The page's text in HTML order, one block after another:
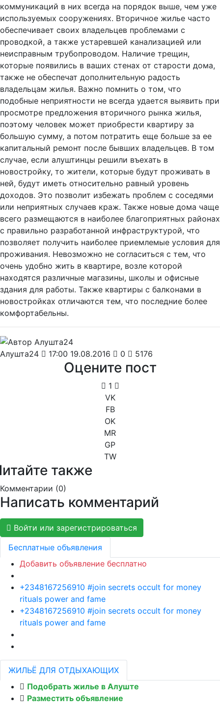
коммуникаций в них всегда на порядок выше, чем уже
используемых сооружениях. Вторичное жилье часто
обеспечивает своих владельцев проблемами с
проводкой, а также устаревшей канализацией или
неисправным трубопроводом. Наличие трещин,
которые появились в ваших стенах от старости дома,
также не обеспечат дополнительную радость
владельцам жилья. Важно помнить о том, что
подобные неприятности не всегда удается выявить при
просмотре предложения вторичного рынка жилья,
поэтому человек может приобрести квартиру за
большую сумму, а потом потратить еще больше за ее
капитальный ремонт после бывших владельцев. В том
случае, если алуштинцы решили въехать в
новостройку, то жители, которые будут проживать в
ней, будут иметь относительно равный уровень
доходов. Это позволит избежать проблем с соседями
или неприятных случаев краж. Также новые дома чаще
всего размещаются в наиболее благоприятных районах
с правильно разработанной инфраструктурой, что
позволяет получить наиболее приемлемые условия для
проживания. Невозможно не согласиться с тем, что
очень удобно жить в квартире, возле которой
находятся различные магазины, школы и офисные
здания для работы. Также квартиры с балконами в
новостройках отличаются тем, что последние более
комфортабельны.
Алушта24 17:00 19.08.2016 0 5176
Оцените пост
1
VK
FB
OK
MR
GP
TW
также
Комментарии (0)
Написать комментарий
Войти или зарегистрироваться
Бесплатные объявления
Добавить объявление бесплатно
+2348167256910 #join secrets occult for money
rituals power and fame
+2348167256910 #join secrets occult for money
rituals power and fame
ЖИЛЬЁ ДЛЯ ОТДЫХАЮЩИХ
Подобрать жилье в Алуште
Разместить объявление